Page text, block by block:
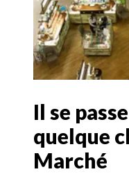
Il se
quelque
Marché